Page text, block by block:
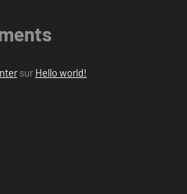
sur Hello world!